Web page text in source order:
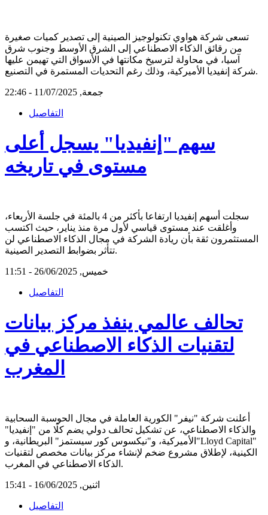
تسعى شركة هواوي تكنولوجيز الصينية إلى تصدير كميات صغيرة
من رقائق الذكاء الاصطناعي إلى الشرق الأوسط وجنوب شرق
آسيا، في محاولة لترسيخ مكانتها في الأسواق التي تهيمن عليها
شركة إنفيديا الأميركية، وذلك رغم التحديات المستمرة في التصنيع.
جمعة, 11/07/2025 - 22:46
التفاصيل
سهم "إنفيديا" يسجل أعلى
مستوى في تاريخه
سجلت أسهم إنفيديا ارتفاعا بأكثر من 4 بالمئة في جلسة الأربعاء،
وأغلقت عند مستوى قياسي لأول مرة منذ يناير، حيث اكتسب
المستثمرون ثقة بأن ريادة الشركة في مجال الذكاء الاصطناعي لن
تتأثر بضوابط التصدير الصينية.
خميس, 26/06/2025 - 11:51
التفاصيل
تحالف عالمي ينفذ مركز بيانات
لتقنيات الذكاء الاصطناعي في
المغرب
أعلنت شركة "نيفر" الكورية العاملة في مجال الحوسبة السحابية
والذكاء الاصطناعي، عن تشكيل تحالف دولي يضم كلًا من "إنفيديا"
الأميركية، و"نيكسوس كور سيستمز" البريطانية، و"Lloyd Capital"
الكينية، لإطلاق مشروع ضخم لإنشاء مركز بيانات مخصص لتقنيات
الذكاء الاصطناعي في المغرب.
اثنين, 16/06/2025 - 15:41
التفاصيل